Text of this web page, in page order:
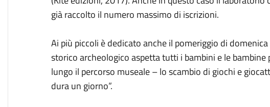
già raccolto il numero massimo di iscrizioni.
Ai più piccoli è dedicato anche il pomeriggio di
storico archeologico aspetta tutti i bambini e le
lungo il percorso museale – lo scambio di giochi e
dura un giorno”.